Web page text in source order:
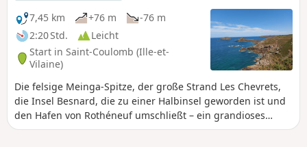
7,45 km
+76 m
-76 m
2:20 Std.
Leicht
Start in Saint-Coulomb (Ille-et-
Vilaine)
Die felsige Meinga-Spitze, der große Strand Les Chevrets,
die Insel Besnard, die zu einer Halbinsel geworden ist und
den Hafen von Rothéneuf umschließt – ein grandioses
Panorama, das sich je nach Gezeiten verändert.Der Hafen